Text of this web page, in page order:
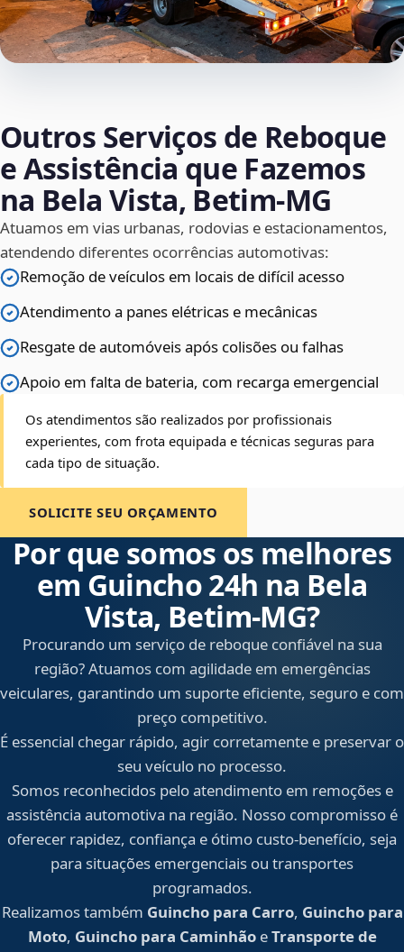
Outros Serviços de Reboque
e Assistência que Fazemos
na Bela Vista, Betim‑MG
Atuamos em vias urbanas, rodovias e estacionamentos,
atendendo diferentes ocorrências automotivas:
Remoção de veículos em locais de difícil acesso
Atendimento a panes elétricas e mecânicas
Resgate de automóveis após colisões ou falhas
Apoio em falta de bateria, com recarga emergencial
Os atendimentos são realizados por profissionais
experientes, com frota equipada e técnicas seguras para
cada tipo de situação.
SOLICITE SEU ORÇAMENTO
Por que somos os melhores
em Guincho 24h na Bela
Vista, Betim‑MG?
Procurando um serviço de reboque confiável na sua
região? Atuamos com agilidade em emergências
veiculares, garantindo um suporte eficiente, seguro e com
preço competitivo.
É essencial chegar rápido, agir corretamente e preservar o
seu veículo no processo.
Somos reconhecidos pelo atendimento em remoções e
assistência automotiva na região. Nosso compromisso é
oferecer rapidez, confiança e ótimo custo-benefício, seja
para situações emergenciais ou transportes
programados.
Realizamos também Guincho para Carro, Guincho para
Moto, Guincho para CaminhãoeTransporte de